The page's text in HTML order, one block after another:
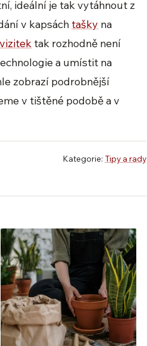
ideální je tak vytáhnout z
v kapsách tašky na
tak rozhodně není
a umístit na
zobrazí podrobnější
v tištěné podobě a v
Kategorie: Tipy a rady